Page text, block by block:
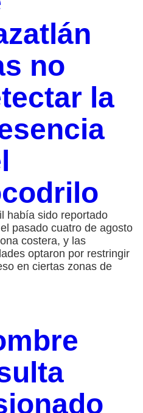
no
la
había sido reportado
pasado cuatro de agosto
costera, y las
optaron por restringir
en ciertas zonas de